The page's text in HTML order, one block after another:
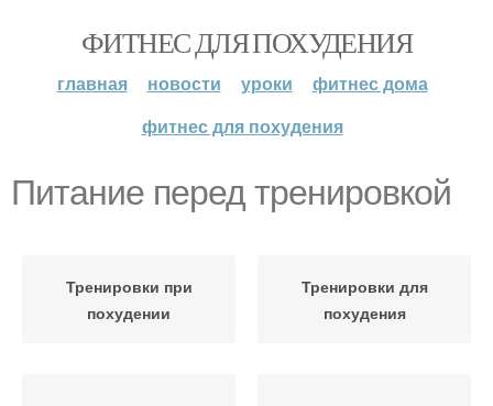
ФИТНЕС ДЛЯ ПОХУДЕНИЯ
главная новости уроки
фитнес дома
фитнес для похудения
Питание перед тренировкой
Тренировки при
похудении
Тренировки для
похудения